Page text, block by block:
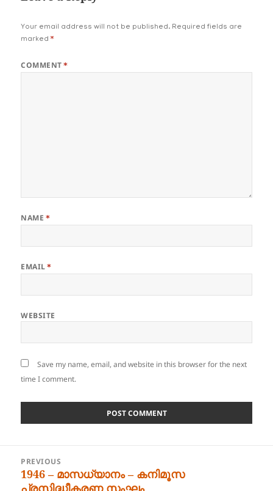
Your email address will not be published. Required fields are
marked*
COMMENT*
NAME*
EMAIL*
WEBSITE
Save my name, email, and website in this browser for the next
time I comment.
navigation
PREVIOUS
Previous
post:
1946 – മാസധ്യാനം – കനിമൂസ
പ്രസിദ്ധീകരണ സംഘം